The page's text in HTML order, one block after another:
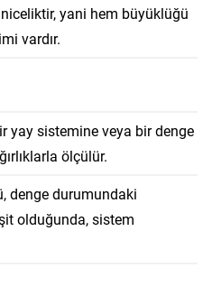
yani hem büyüklüğü
vardır.
yay sistemine veya bir denge
ölçülür.
denge durumundaki
olduğunda, sistem